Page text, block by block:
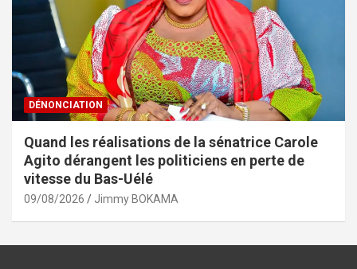
DÉNONCIATION
Quand les réalisations de la sénatrice Carole
Agito dérangent les politiciens en perte de
vitesse du Bas-Uélé
09/08/2026 Jimmy BOKAMA